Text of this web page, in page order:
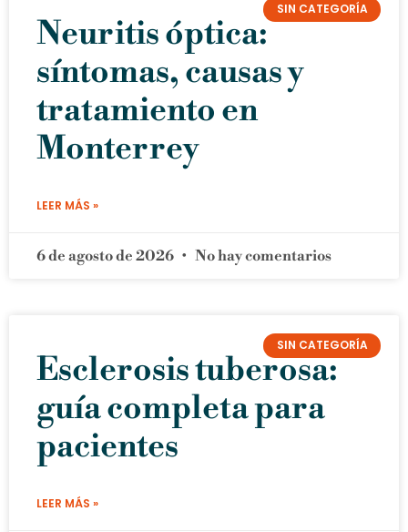
SIN CATEGORÍA
Neuritis óptica:
síntomas, causas y
tratamiento en
Monterrey
LEER MÁS »
6 de agosto de 2026 No hay comentarios
SIN CATEGORÍA
Esclerosis tuberosa:
guía completa para
pacientes
LEER MÁS »